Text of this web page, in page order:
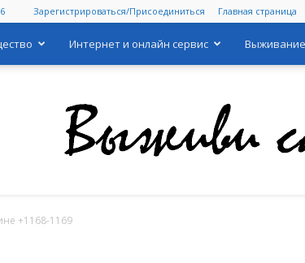
Зарегистрироваться/Присоединиться Главная страница
Интернет и онлайн сервис Выживание
+1168-1169